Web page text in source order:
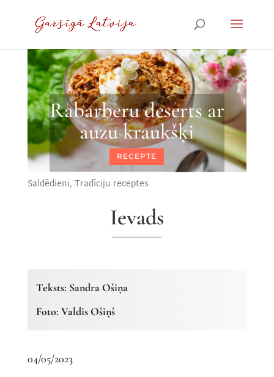
Rabarberu deserts ar
auzu kraukšķi
RECEPTE
Saldēdieni, Tradīciju receptes
Ievads
Teksts: Sandra Ošiņa
Foto: Valdis Ošiņš
04/05/2023